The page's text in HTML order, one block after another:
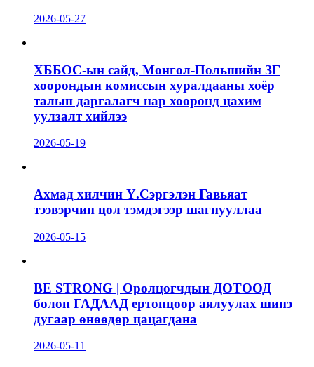
2026-05-27
ХББОС-ын сайд, Монгол-Польшийн ЗГ
хоорондын комиссын хуралдааны хоёр
талын даргалагч нар хооронд цахим
уулзалт хийлээ
2026-05-19
Ахмад хилчин Ү.Сэргэлэн Гавьяат
тээвэрчин цол тэмдэгээр шагнууллаа
2026-05-15
BE STRONG | Оролцогчдын ДОТООД
болон ГАДААД ертөнцөөр аялуулах шинэ
дугаар өнөөдөр цацагдана
2026-05-11